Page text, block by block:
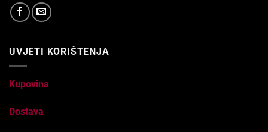
UVJETI KORIŠTENJA
Kupovina
Dostava